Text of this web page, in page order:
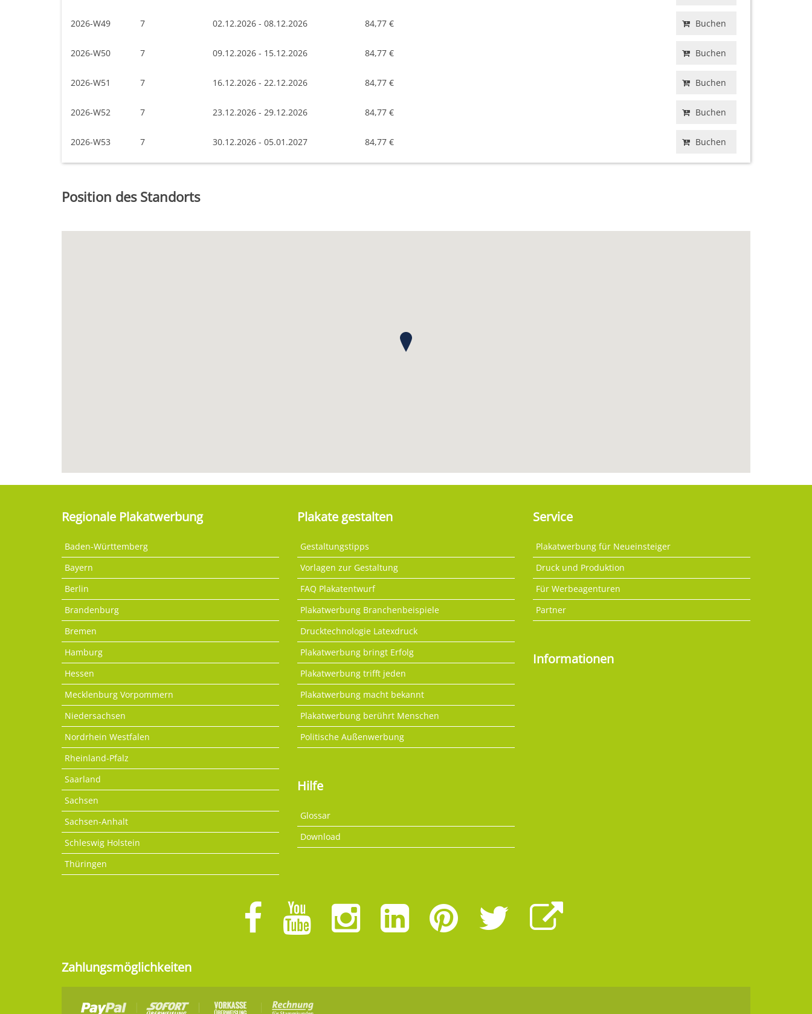
2026-W49 7 02.12.2026 - 08.12.2026 84,77 € Buchen
2026-W50 7 09.12.2026 - 15.12.2026 84,77 € Buchen
2026-W51 7 16.12.2026 - 22.12.2026 84,77 € Buchen
2026-W52 7 23.12.2026 - 29.12.2026 84,77 € Buchen
2026-W53 7 30.12.2026 - 05.01.2027 84,77 € Buchen
Position des Standorts
Regionale Plakatwerbung
Baden-Württemberg
Bayern
Berlin
Brandenburg
Bremen
Hamburg
Hessen
Mecklenburg Vorpommern
Niedersachsen
Nordrhein Westfalen
Rheinland-Pfalz
Saarland
Sachsen
Sachsen-Anhalt
Schleswig Holstein
Thüringen
Plakate gestalten
Gestaltungstipps
Vorlagen zur Gestaltung
FAQ Plakatentwurf
Plakatwerbung Branchenbeispiele
Drucktechnologie Latexdruck
Plakatwerbung bringt Erfolg
Plakatwerbung trifft jeden
Plakatwerbung macht bekannt
Plakatwerbung berührt Menschen
Politische Außenwerbung
Hilfe
Glossar
Download
Service
Plakatwerbung für Neueinsteiger
Druck und Produktion
Für Werbeagenturen
Partner
Informationen
Zahlungsmöglichkeiten